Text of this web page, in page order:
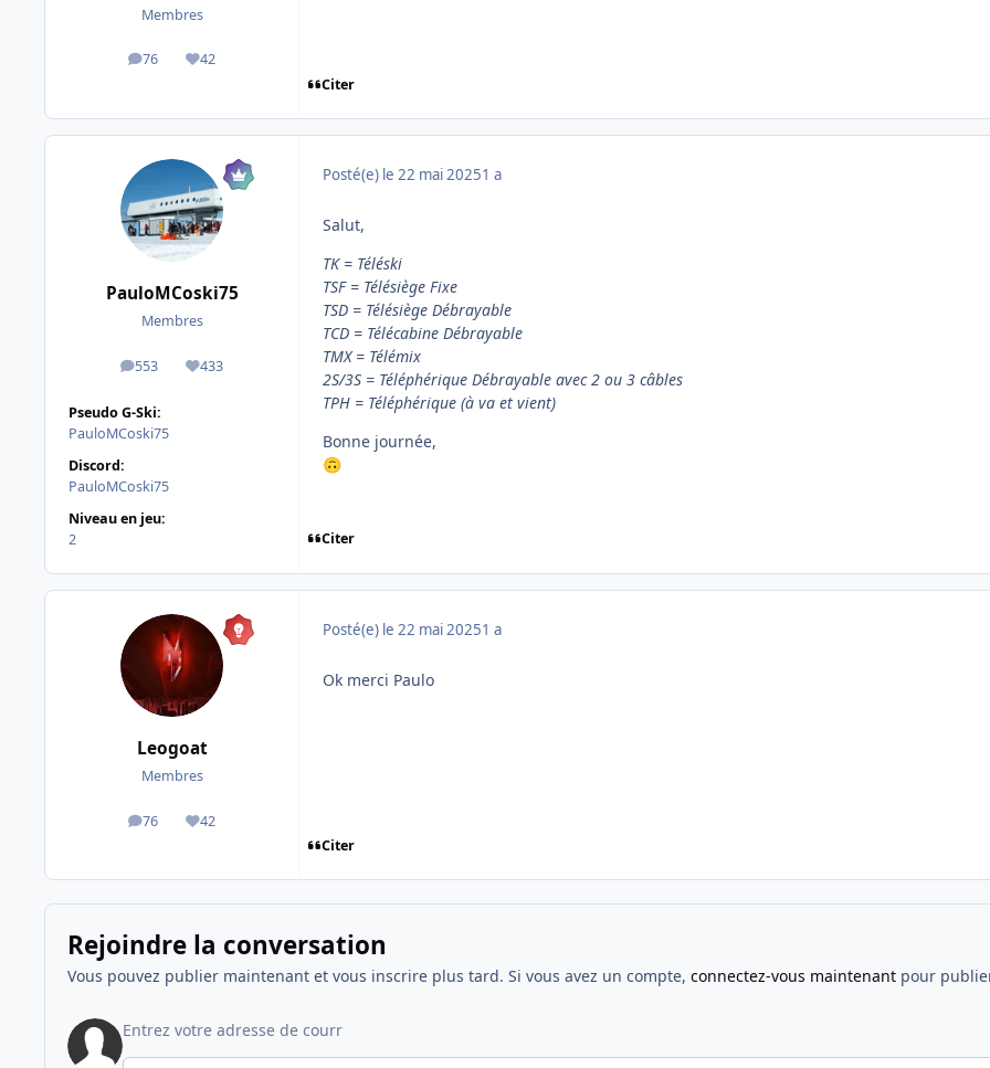
Membres
76
messages42
Réputation
Citer
PauloMCoski75
Membres
553
messages433
Réputation
Pseudo G-Ski:
PauloMCoski75
Discord:
PauloMCoski75
Niveau en jeu:
2
Posté(e) le 22 mai 20251 a
Salut,
TK = Téléski
TSF = Télésiège Fixe
TSD = Télésiège Débrayable
TCD = Télécabine Débrayable
TMX = Télémix
2S/3S = Téléphérique Débrayable avec 2 ou 3 câbles
TPH = Téléphérique (à va et vient)
Bonne journée,
🙃
Citer
Leogoat
Membres
76
messages42
Réputation
Posté(e) le 22 mai 20251 a
Ok merci Paulo
Citer
Rejoindre la conversation
Vous pouvez publier maintenant et vous inscrire plus tard. Si vous avez un compte, connectez-vous maintenantpour